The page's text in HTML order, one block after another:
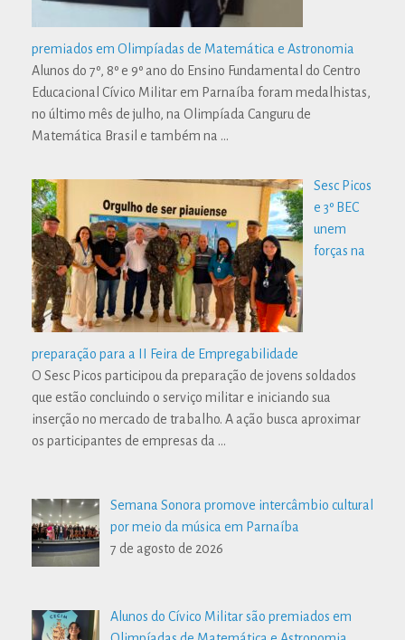
premiados em Olimpíadas de Matemática e Astronomia
Alunos do 7º, 8º e 9º ano do Ensino Fundamental do Centro
Educacional Cívico Militar em Parnaíba foram medalhistas,
no último mês de julho, na Olimpíada Canguru de
Matemática Brasil e também na …
Sesc Picos
e 3º BEC
unem
forças na
preparação para a II Feira de Empregabilidade
O Sesc Picos participou da preparação de jovens soldados
que estão concluindo o serviço militar e iniciando sua
inserção no mercado de trabalho. A ação busca aproximar
os participantes de empresas da …
Semana Sonora promove intercâmbio cultural
por meio da música em Parnaíba
7 de agosto de 2026
Alunos do Cívico Militar são premiados em